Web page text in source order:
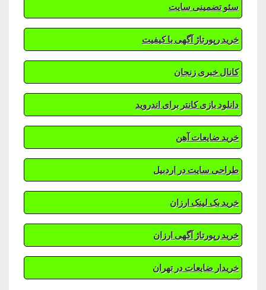
سئو تضمینی سایت
خرید رپورتاژ آگهی با کیفیت
کانال خبری زنجان
دانلود بازی کانتر برای اندروید
خرید ضایعات آهن
طراحی سایت در اردبیل
خرید بک لینک ارزان
خرید رپورتاژ آگهی ارزان
خریدار ضایعات در تهران